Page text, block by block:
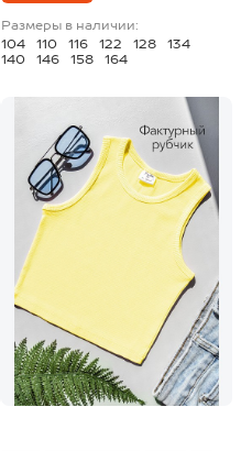
Размеры в наличии:
104
110 116 122 128
134
140
146 158 164